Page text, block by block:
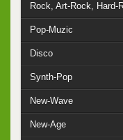
Rock, Art-Rock, Hard-
Pop-Muzic
Disco
Synth-Pop
New-Wave
New-Age